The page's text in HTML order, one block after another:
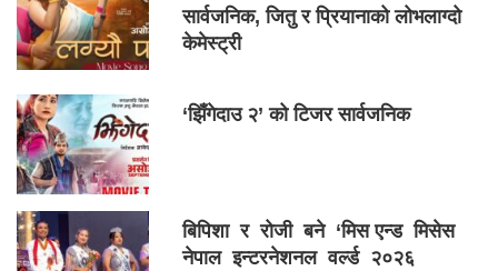
सार्वजनिक, जितु र प्रियानाको लोभलाग्दो
केमेस्ट्री
‘झिँगेदाउ २’ को टिजर सार्वजनिक
बिपिशा र रोजी बने ‘मिस एन्ड मिसेस
नेपाल इन्टरनेशनल वर्ल्ड २०२६